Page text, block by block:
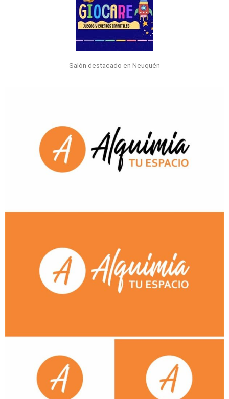
Salón destacado en Neuquén